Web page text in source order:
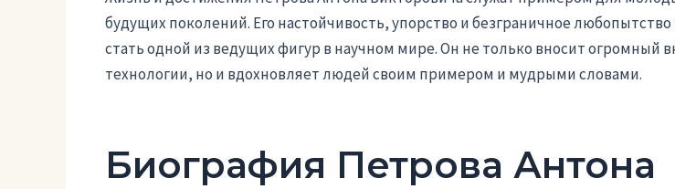
будущих поколений. Его настойчивость, упорство и безграничное
стать одной из ведущих фигур в научном мире. Он не только вносит огромный
технологии, но и вдохновляет людей своим примером и мудрыми словами.
Биография Петрова Антона